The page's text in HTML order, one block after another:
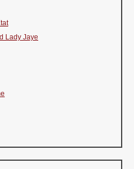
Lady Jaye